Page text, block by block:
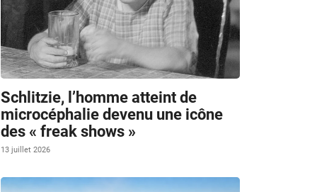
Schlitzie, l’homme atteint de
microcéphalie devenu une icône
des « freak shows »
13 juillet 2026